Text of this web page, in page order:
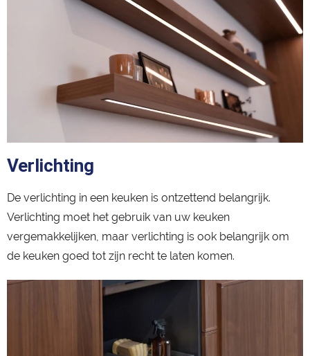
Verlichting
De verlichting in een keuken is ontzettend belangrijk.
Verlichting moet het gebruik van uw keuken
vergemakkelijken, maar verlichting is ook belangrijk om
de keuken goed tot zijn recht te laten komen.